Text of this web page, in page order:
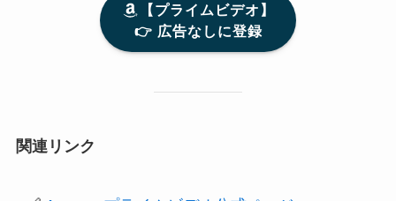
【プライムビデオ】
👉️ 広告なしに登録
関連リンク